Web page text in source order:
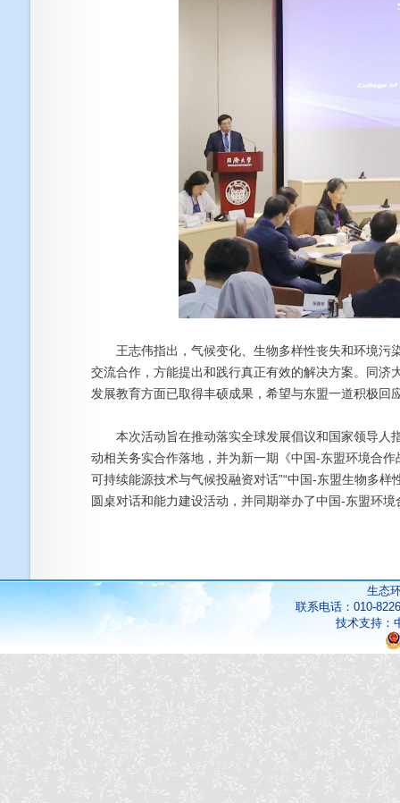
王志伟指出，气候变化、生物多样性丧失和环境污
交流合作，方能提出和践行真正有效的解决方案。同
发展教育方面已取得丰硕成果，希望与东盟一道积极回
本次活动旨在推动落实全球发展倡议和国家领导人
动相关务实合作落地，并为新一期《中国-东盟环境合
可持续能源技术与气候投融资对话”“中国-东盟生物多
圆桌对话和能力建设活动，并同期举办了中国-东盟环
生态
联系电话：010-
技术支持：